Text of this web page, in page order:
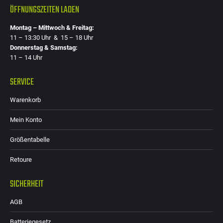
ÖFFNUNGSZEITEN LADEN
Montag – Mittwoch & Freitag:
11 – 13:30 Uhr & 15 – 18 Uhr
Donnerstag & Samstag:
11 – 14 Uhr
SERVICE
Warenkorb
Mein Konto
Größentabelle
Retoure
SICHERHEIT
AGB